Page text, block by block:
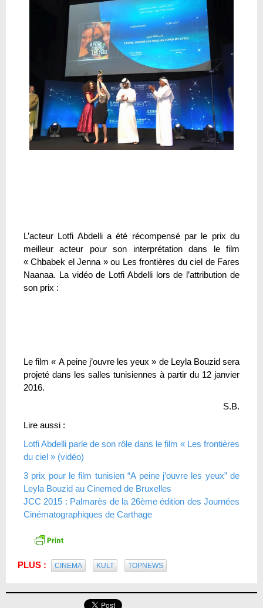
L’acteur Lotfi Abdelli a été récompensé par le prix du
meilleur acteur pour son interprétation dans le film
« Chbabek el Jenna » ou Les frontières du ciel de Fares
Naanaa. La vidéo de Lotfi Abdelli lors de l’attribution de
son prix :
Le film « A peine j’ouvre les yeux » de Leyla Bouzid sera
projeté dans les salles tunisiennes à partir du 12 janvier
2016.
S.B.
Lire aussi :
Lotfi Abdelli parle de son rôle dans le film « Les frontières
du ciel » (vidéo)
3 prix pour le film tunisien “A peine j’ouvre les yeux” de
Leyla Bouzid au Cinemed de Bruxelles
JCC 2015 : Palmarès de la 26ème édition des Journées
Cinématographiques de Carthage
PLUS : CINEMA KULT TOPNEWS